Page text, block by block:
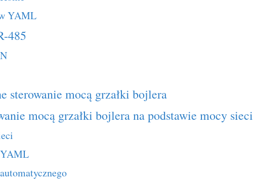
YAML
485
sterowanie mocą grzałki bojlera
mocą grzałki bojlera na podstawie mocy sieci